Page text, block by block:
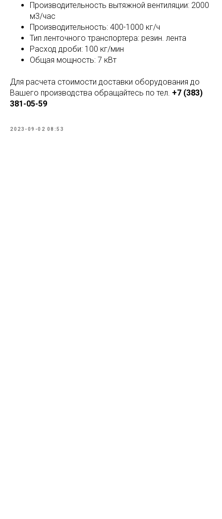
Производительность вытяжной вентиляции: 2000
м3/час
Производительность: 400-1000 кг/ч
Тип ленточного транспортера: резин. лента
Расход дроби: 100 кг/мин
Общая мощность: 7 кВт
Для расчета стоимости доставки оборудования до
Вашего производства обращайтесь по тел. +7 (383)
381-05-59
2023-09-02 08:53